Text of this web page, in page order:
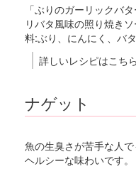
「ぶりのガーリックバ
リバタ風味の照り焼き
料:ぶり、にんにく、バ
詳しいレシピはこち
ナゲット
魚の生臭さが苦手な人
ヘルシーな味わいです。